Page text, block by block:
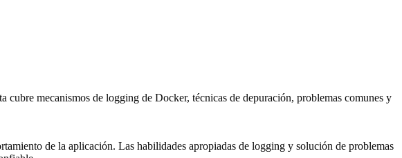
mecanismos de logging de Docker, técnicas de depuración, problemas comunes y
de la aplicación. Las habilidades apropiadas de logging y solución de problemas